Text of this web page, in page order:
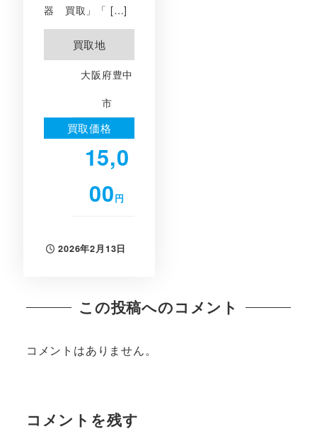
器 買取」「 […]
買取地
大阪府豊中
市
買取価格
15,0
00円
投稿日
2026年2月13日
この投稿へのコメント
コメントはありません。
コメントを残す